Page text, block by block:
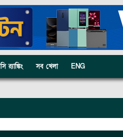
র‍্যাঙ্কিং সব খেলা ENG